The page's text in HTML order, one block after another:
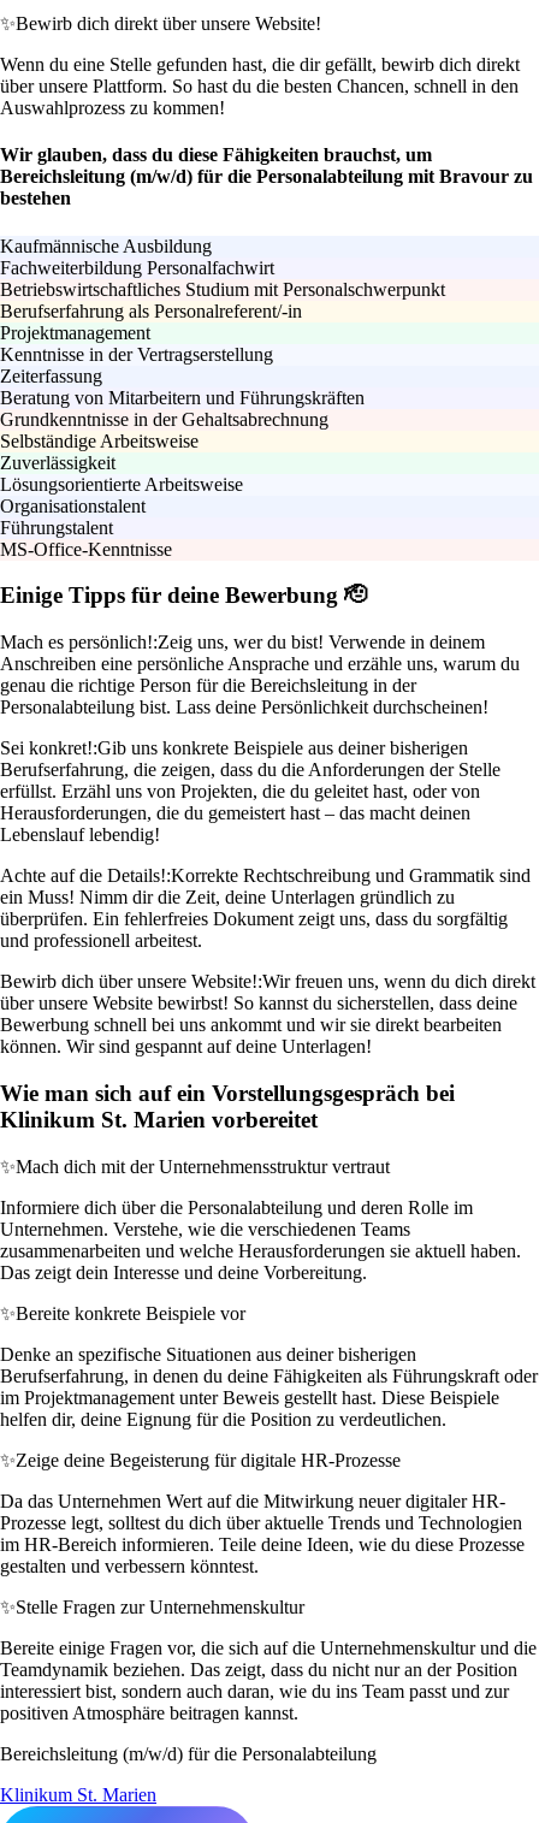
✨Bewirb dich direkt über unsere Website!
Wenn du eine Stelle gefunden hast, die dir gefällt, bewirb dich direkt
über unsere Plattform. So hast du die besten Chancen, schnell in den
Auswahlprozess zu kommen!
Wir glauben, dass du diese Fähigkeiten brauchst, um
Bereichsleitung (m/w/d) für die Personalabteilung mit Bravour zu
bestehen
Kaufmännische Ausbildung
Fachweiterbildung Personalfachwirt
Betriebswirtschaftliches Studium mit Personalschwerpunkt
Berufserfahrung als Personalreferent/-in
Projektmanagement
Kenntnisse in der Vertragserstellung
Zeiterfassung
Beratung von Mitarbeitern und Führungskräften
Grundkenntnisse in der Gehaltsabrechnung
Selbständige Arbeitsweise
Zuverlässigkeit
Lösungsorientierte Arbeitsweise
Organisationstalent
Führungstalent
MS-Office-Kenntnisse
Einige Tipps für deine Bewerbung 🫡
Mach es persönlich!:Zeig uns, wer du bist! Verwende in deinem
Anschreiben eine persönliche Ansprache und erzähle uns, warum du
genau die richtige Person für die Bereichsleitung in der
Personalabteilung bist. Lass deine Persönlichkeit durchscheinen!
Sei konkret!:Gib uns konkrete Beispiele aus deiner bisherigen
Berufserfahrung, die zeigen, dass du die Anforderungen der Stelle
erfüllst. Erzähl uns von Projekten, die du geleitet hast, oder von
Herausforderungen, die du gemeistert hast – das macht deinen
Lebenslauf lebendig!
Achte auf die Details!:Korrekte Rechtschreibung und Grammatik sind
ein Muss! Nimm dir die Zeit, deine Unterlagen gründlich zu
überprüfen. Ein fehlerfreies Dokument zeigt uns, dass du sorgfältig
und professionell arbeitest.
Bewirb dich über unsere Website!:Wir freuen uns, wenn du dich direkt
über unsere Website bewirbst! So kannst du sicherstellen, dass deine
Bewerbung schnell bei uns ankommt und wir sie direkt bearbeiten
können. Wir sind gespannt auf deine Unterlagen!
Wie man sich auf ein Vorstellungsgespräch bei
Klinikum St. Marien vorbereitet
✨Mach dich mit der Unternehmensstruktur vertraut
Informiere dich über die Personalabteilung und deren Rolle im
Unternehmen. Verstehe, wie die verschiedenen Teams
zusammenarbeiten und welche Herausforderungen sie aktuell haben.
Das zeigt dein Interesse und deine Vorbereitung.
✨Bereite konkrete Beispiele vor
Denke an spezifische Situationen aus deiner bisherigen
Berufserfahrung, in denen du deine Fähigkeiten als Führungskraft oder
im Projektmanagement unter Beweis gestellt hast. Diese Beispiele
helfen dir, deine Eignung für die Position zu verdeutlichen.
✨Zeige deine Begeisterung für digitale HR-Prozesse
Da das Unternehmen Wert auf die Mitwirkung neuer digitaler HR-
Prozesse legt, solltest du dich über aktuelle Trends und Technologien
im HR-Bereich informieren. Teile deine Ideen, wie du diese Prozesse
gestalten und verbessern könntest.
✨Stelle Fragen zur Unternehmenskultur
Bereite einige Fragen vor, die sich auf die Unternehmenskultur und die
Teamdynamik beziehen. Das zeigt, dass du nicht nur an der Position
interessiert bist, sondern auch daran, wie du ins Team passt und zur
positiven Atmosphäre beitragen kannst.
Bereichsleitung (m/w/d) für die Personalabteilung
Klinikum St. Marien